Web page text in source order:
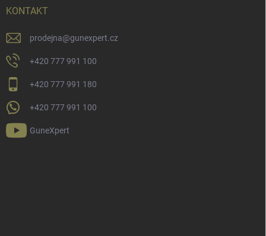
KONTAKT
prodejna@gunexpert.cz
+420 777 991 100
+420 777 991 180
+420 777 991 100
GuneXpert